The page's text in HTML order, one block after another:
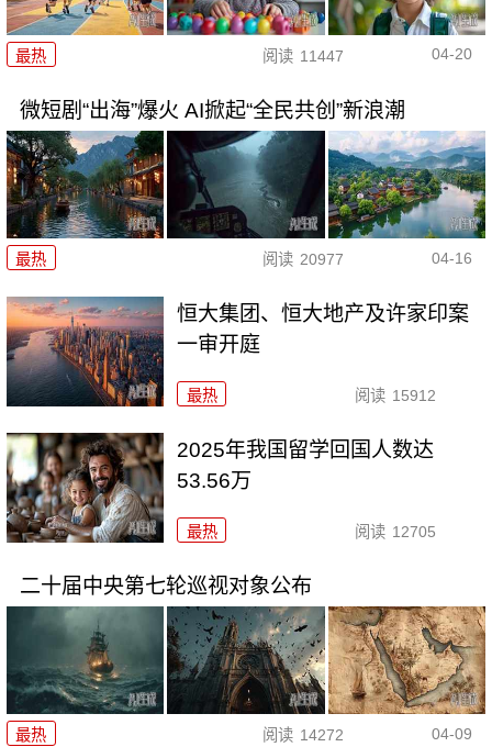
最热 阅读 11447 04-20
微短剧“出海”爆火 AI掀起“全民共创”新浪潮
最热 阅读 20977 04-16
恒大集团、恒大地产及许家印案
一审开庭
最热 阅读 15912
2025年我国留学回国人数达
53.56万
最热 阅读 12705
二十届中央第七轮巡视对象公布
最热 阅读 14272 04-09